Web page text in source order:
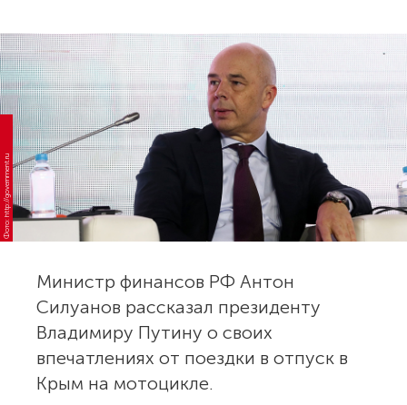
Фото: http://government.ru
Министр финансов РФ Антон
Силуанов рассказал президенту
Владимиру Путину о своих
впечатлениях от поездки в отпуск в
Крым на мотоцикле.